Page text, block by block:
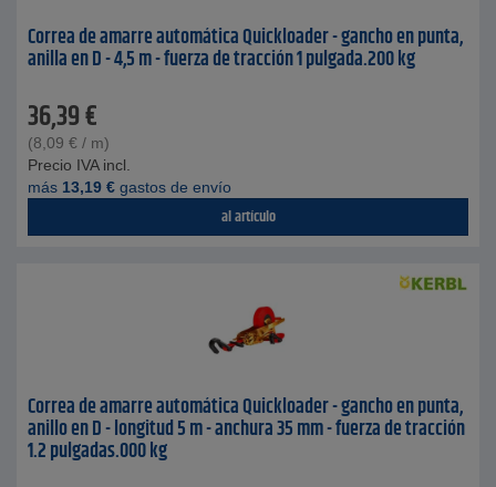
Correa de amarre automática Quickloader - gancho en punta,
anilla en D - 4,5 m - fuerza de tracción 1 pulgada.200 kg
36,39€
(8,09 € / m)
Precio IVA incl.
más 13,19 € gastos de envío
al artículo
Correa de amarre automática Quickloader - gancho en punta,
anillo en D - longitud 5 m - anchura 35 mm - fuerza de tracción
1.2 pulgadas.000 kg